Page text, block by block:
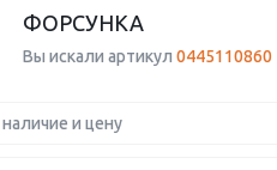
ФОРСУНКА
Вы искали артикул 0445110860
и цену